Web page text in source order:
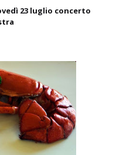
23 luglio concerto